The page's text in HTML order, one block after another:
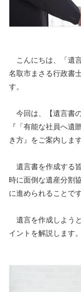
こんにちは、「遺
名取市まさる行政書
す。
今回は、【遺言書
『「有能な社員へ
き方』をご案内します
遺言書を作成する
時に面倒な遺産分割
に進められることです
遺言を作成しよう
イントを解説します。